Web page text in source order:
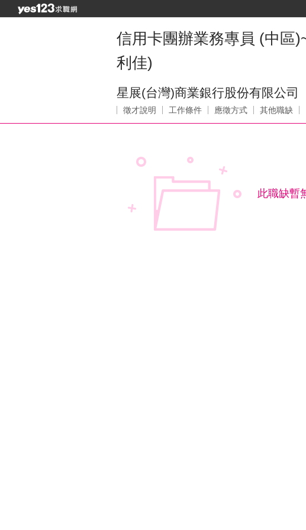
信用卡團辦業務專員 (中區
利佳)
星展(台灣)商業銀行股份有限公司
徵才說明 工作條件 應徵方式 其他職缺
此職缺暫